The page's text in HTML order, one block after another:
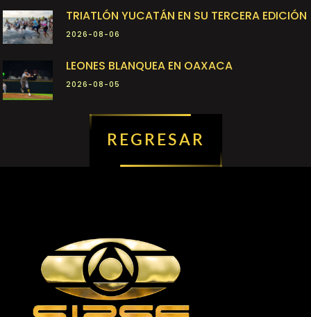
TRIATLÓN YUCATÁN EN SU TERCERA EDICIÓN
2026-08-06
LEONES BLANQUEA EN OAXACA
2026-08-05
REGRESAR